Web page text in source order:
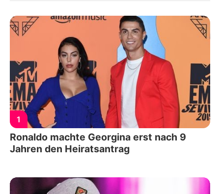
1
Ronaldo machte Georgina erst nach 9
Jahren den Heiratsantrag